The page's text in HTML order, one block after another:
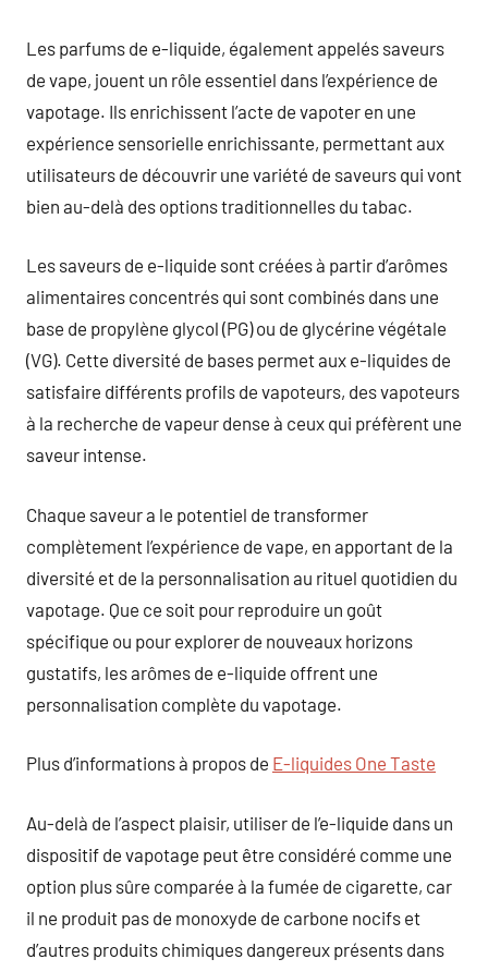
Les parfums de e-liquide, également appelés saveurs
de vape, jouent un rôle essentiel dans l’expérience de
vapotage. Ils enrichissent l’acte de vapoter en une
expérience sensorielle enrichissante, permettant aux
utilisateurs de découvrir une variété de saveurs qui vont
bien au-delà des options traditionnelles du tabac.
Les saveurs de e-liquide sont créées à partir d’arômes
alimentaires concentrés qui sont combinés dans une
base de propylène glycol (PG) ou de glycérine végétale
(VG). Cette diversité de bases permet aux e-liquides de
satisfaire différents profils de vapoteurs, des vapoteurs
à la recherche de vapeur dense à ceux qui préfèrent une
saveur intense.
Chaque saveur a le potentiel de transformer
complètement l’expérience de vape, en apportant de la
diversité et de la personnalisation au rituel quotidien du
vapotage. Que ce soit pour reproduire un goût
spécifique ou pour explorer de nouveaux horizons
gustatifs, les arômes de e-liquide offrent une
personnalisation complète du vapotage.
Plus d’informations à propos de E-liquides One Taste
Au-delà de l’aspect plaisir, utiliser de l’e-liquide dans un
dispositif de vapotage peut être considéré comme une
option plus sûre comparée à la fumée de cigarette, car
il ne produit pas de monoxyde de carbone nocifs et
d’autres produits chimiques dangereux présents dans